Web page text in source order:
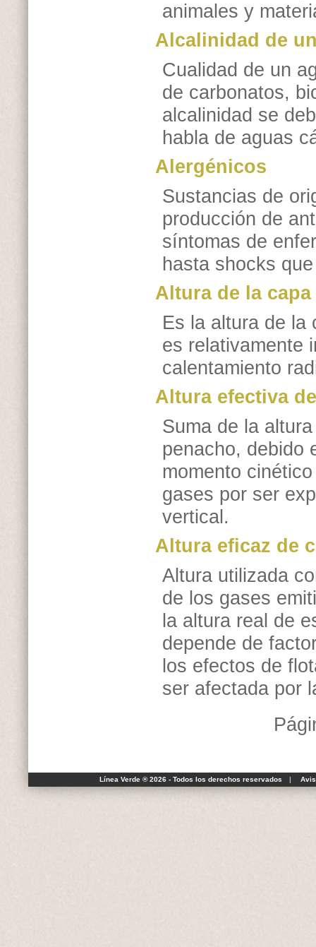
animales y
Alcalinidad de
Cualidad de un
de carbonatos,
alcalinidad se
habla de aguas
Alergénicos
Sustancias de
producción de
síntomas de
hasta shocks
Altura de la capa
Es la altura de la
es relativamente
calentamiento
Altura efectiva
Suma de la
penacho, debido
momento
gases por ser
vertical.
Altura eficaz de
Altura utilizada
de los gases
la altura real de
depende de
los efectos de
ser afectada por
Línea Verde ® 2026 - Todos los derechos reservados |